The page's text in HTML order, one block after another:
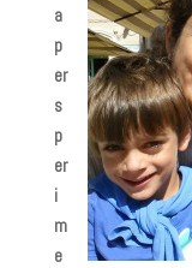
a
p
er
s
p
er
i
m
e